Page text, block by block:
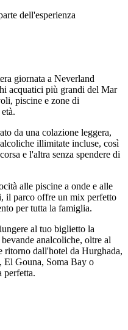
dell'esperienza
giornata a Neverland
acquatici più grandi del Mar
piscine e zone di
da una colazione leggera,
illimitate incluse, così
e l'altra senza spendere di
alle piscine a onde e alle
il parco offre un mix perfetto
per tutta la famiglia.
al tuo biglietto la
analcoliche, oltre al
ritorno dall'hotel da Hurghada,
El Gouna, Soma Bay o
perfetta.